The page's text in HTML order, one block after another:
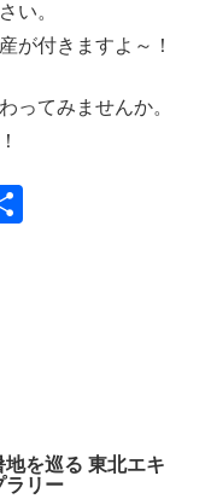
い。
が付きますよ～！
ってみませんか。
を巡る 東北エキ
ラリー